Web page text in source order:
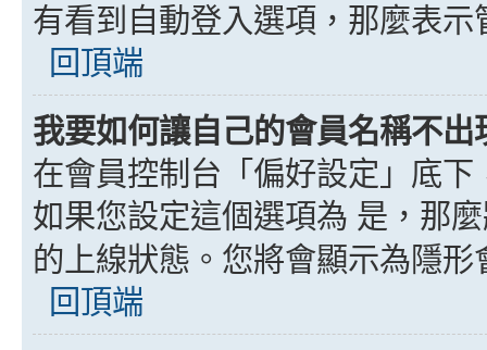
有看到自動登入選項，那麼表
回頂端
我要如何讓自己的會員名稱不
在會員控制台「偏好設定」底
如果您設定這個選項為 是 ，那
的上線狀態。您將會顯示為隱形
回頂端